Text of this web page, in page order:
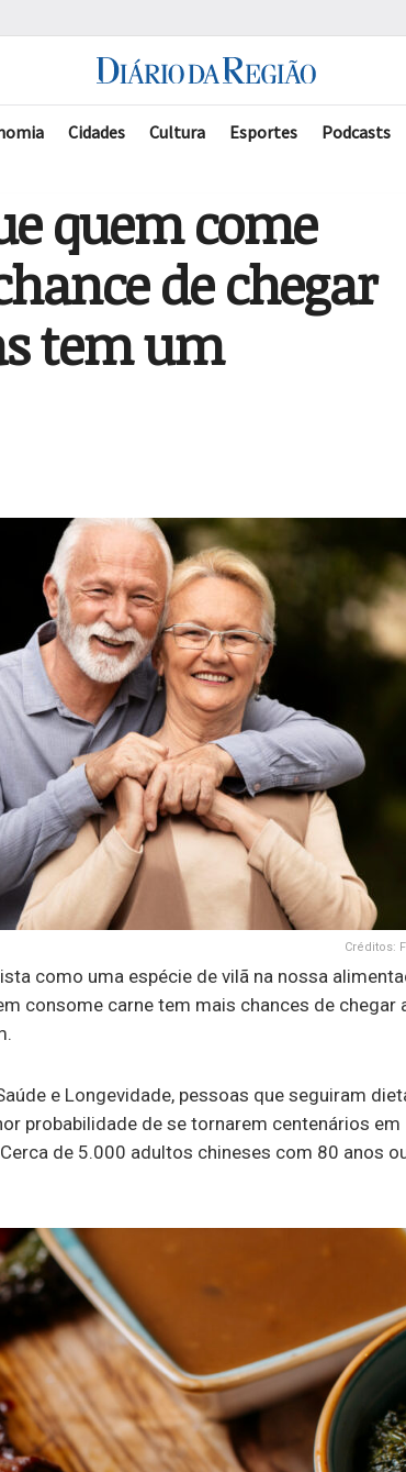
Cidades Cultura Esportes Podcasts
quem come
de chegar
tem um
Créditos:
como uma espécie de vilã na nossa
consome carne tem mais chances de chegar
e Longevidade, pessoas que seguiram
probabilidade de se tornarem centenários em
de 5.000 adultos chineses com 80 anos